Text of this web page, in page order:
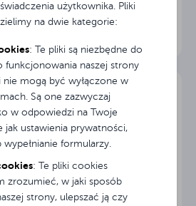
użytkownika. Pliki
na dwie kategorie:
: Te pliki są niezbędne do
funkcjonowania naszej strony
mogą być wyłączone w
Są one zazwyczaj
w odpowiedzi na Twoje
jak ustawienia prywatności,
formularzy.
: Te pliki cookies
zrozumieć, w jaki sposób
strony, ulepszać ją czy
interaktywne na dobre
placówkach
sposób prowadzenia zajęć,
zderzyli się z...